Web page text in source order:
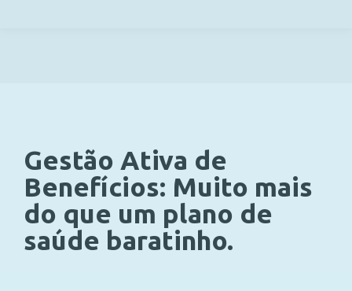
Gestão Ativa de
Benefícios: Muito mais
do que um plano de
saúde baratinho.